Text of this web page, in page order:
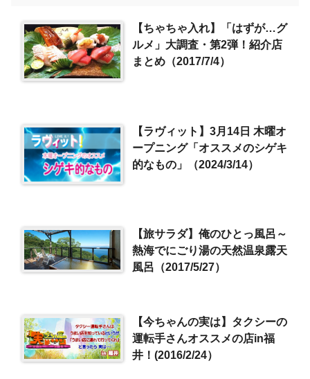
【ちゃちゃ入れ】「はずが…グ
ルメ」大調査・第2弾！紹介店
まとめ（2017/7/4）
【ラヴィット】3月14日 木曜オ
ープニング「オススメのシゲキ
的なもの」（2024/3/14）
【旅サラダ】俺のひとっ風呂～
熱海でにごり湯の天然温泉露天
風呂（2017/5/27）
【今ちゃんの実は】タクシーの
運転手さんオススメの店in福
井！(2016/2/24）